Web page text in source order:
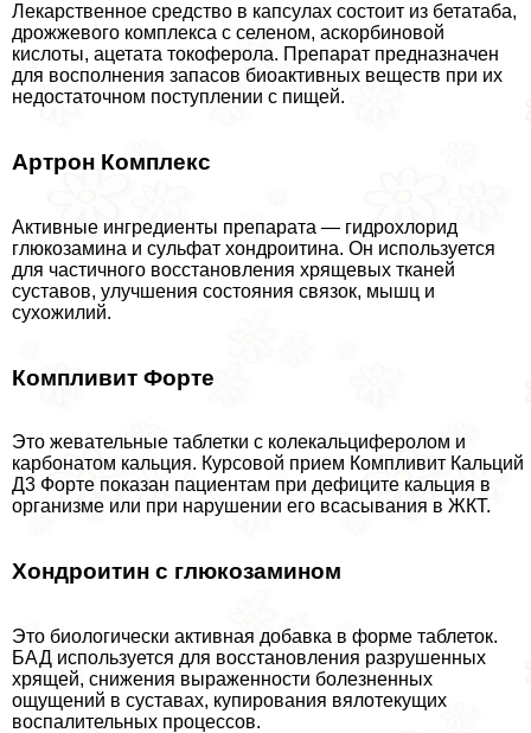
Лекарственное средство в капсулах состоит из бетатаба,
дрожжевого комплекса с селеном, аскорбиновой
кислоты, ацетата токоферола. Препарат предназначен
для восполнения запасов биоактивных веществ при их
недостаточном поступлении с пищей.
Артрон Комплекс
Активные ингредиенты препарата — гидрохлорид
глюкозамина и сульфат хондроитина. Он используется
для частичного восстановления хрящевых тканей
суставов, улучшения состояния связок, мышц и
сухожилий.
Компливит Форте
Это жевательные таблетки с колекальциферолом и
карбонатом кальция. Курсовой прием Компливит Кальций
Д3 Форте показан пациентам при дефиците кальция в
организме или при нарушении его всасывания в ЖКТ.
Хондроитин с глюкозамином
Это биологически активная добавка в форме таблеток.
БАД используется для восстановления разрушенных
хрящей, снижения выраженности болезненных
ощущений в суставах, купирования вялотекущих
воспалительных процессов.